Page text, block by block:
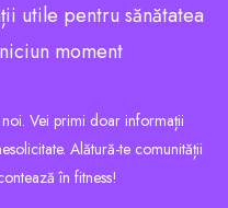
utile pentru sănătatea
moment
Vei primi doar informații
Alătură-te comunității
în fitness!